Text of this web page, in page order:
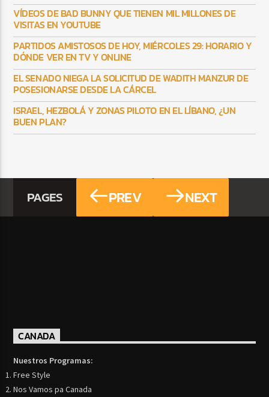
VÍDEOS DE BAD BUNNY QUE TIENEN MIL MILLONES DE
VISITAS EN YOUTUBE
PARTIDOS AMISTOSOS DE HOY, MIÉRCOLES 29: HORARIO Y
DÓNDE VER EN TV Y ONLINE
EL SENADO NIEGA LA SOLICITUD DE WADITH MANZUR DE
POSESIONARSE DESDE LA CÁRCEL
ISRAEL, HEZBOLÁ Y ZONAS PILOTO EN EL LÍBANO, ¿UN
BUEN PLAN?
PAGES PREV NEXT
CANADA
Nuestros Programas:
Free Style
Nos Vamos pa Canada